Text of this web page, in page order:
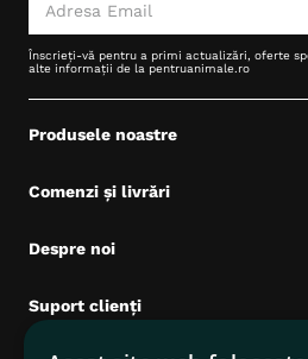
Înscrieți-vă pentru a primi actualizări, oferte
alte informații de la pentruanimale.ro
Produsele noastre
Comenzi și livrări
Despre noi
Suport clienți